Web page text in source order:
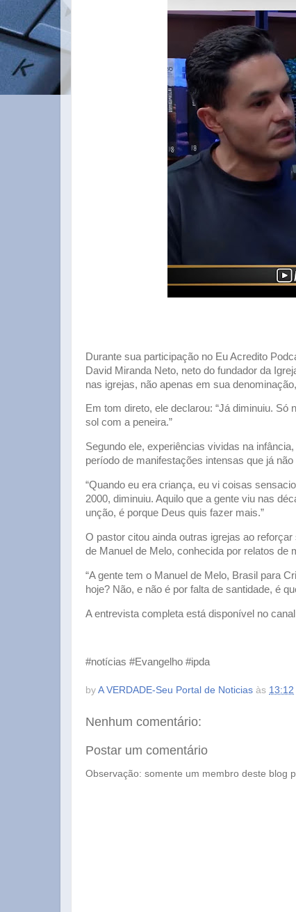
Durante sua participação no Eu Acredito
David Miranda Neto, neto do fundador da
nas igrejas, não apenas em sua
Em tom direto, ele declarou: “Já diminuiu.
sol com a peneira.”
Segundo ele, experiências vividas na
período de manifestações intensas que já
“Quando eu era criança, eu vi coisas
2000, diminuiu. Aquilo que a gente viu nas
unção, é porque Deus quis fazer mais.”
O pastor citou ainda outras igrejas ao
de Manuel de Melo, conhecida por relatos de
“A gente tem o Manuel de Melo, Brasil para
hoje? Não, e não é por falta de santidade, é
A entrevista completa está disponível no
#notícias #Evangelho #ipda
by A VERDADE-Seu Portal de Noticias às 13:12
Nenhum comentário:
Postar um comentário
Observação: somente um membro deste blog